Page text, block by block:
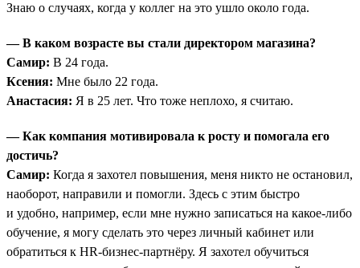
Знаю о случаях, когда у коллег на это ушло около года.
— В каком возрасте вы стали директором магазина?
Самир: В 24 года.
Ксения: Мне было 22 года.
Анастасия: Я в 25 лет. Что тоже неплохо, я считаю.
— Как компания мотивировала к росту и помогала его
достичь?
Самир: Когда я захотел повышения, меня никто не остановил,
наоборот, направили и помогли. Здесь с этим быстро
и удобно, например, если мне нужно записаться на какое-либо
обучение, я могу сделать это через личный кабинет или
обратиться к HR-бизнес-партнёру. Я захотел обучиться